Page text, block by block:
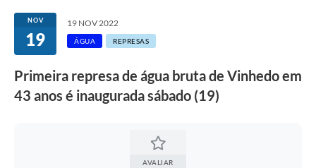
COMPRAS E LICITAÇÕES
CONTATOS
NOV
19
19 NOV 2022
ÁGUA REPRESAS
Primeira represa de água bruta de Vinhedo em
43 anos é inaugurada sábado (19)
AVALIAR